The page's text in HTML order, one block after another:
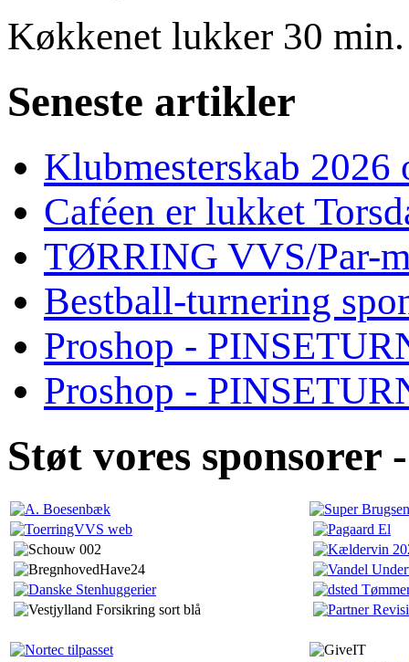
Køkkenet lukker 30
Seneste artikler
Klubmesterskab
Caféen er lukket
TØRRING VVS/Par-
Bestball-turnering
Proshop -
Proshop -
Støt vores